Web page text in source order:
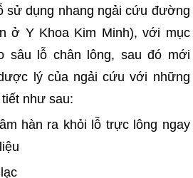
sử dụng nhang ngải cứu đường
ở Y Khoa Kim Minh), với mục
sâu lỗ chân lông, sau đó mới
lý của ngải cứu với những
như sau:
hàn ra khỏi lỗ trực lông ngay